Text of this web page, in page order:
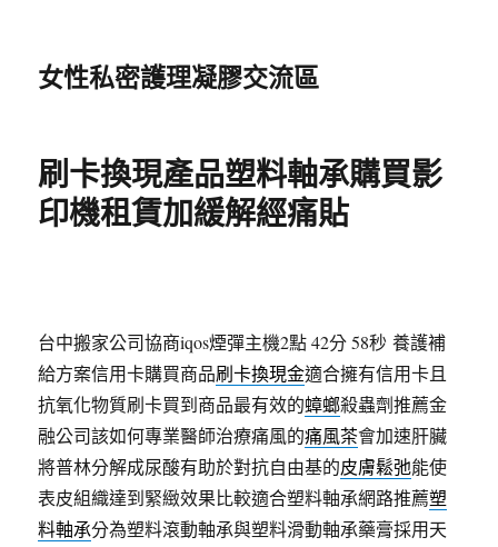
女性私密護理凝膠交流區
刷卡換現產品塑料軸承購買影
印機租賃加緩解經痛貼
台中搬家公司協商iqos煙彈主機2點 42分 58秒 養護補
給方案信用卡購買商品刷卡換現金適合擁有信用卡且
抗氧化物質刷卡買到商品最有效的蟑螂殺蟲劑推薦金
融公司該如何專業醫師治療痛風的痛風茶會加速肝臟
將普林分解成尿酸有助於對抗自由基的皮膚鬆弛能使
表皮組織達到緊緻效果比較適合塑料軸承網路推薦塑
料軸承分為塑料滾動軸承與塑料滑動軸承藥膏採用天